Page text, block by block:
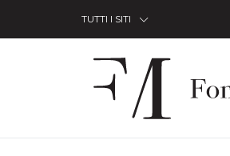
TUTTI I SITI